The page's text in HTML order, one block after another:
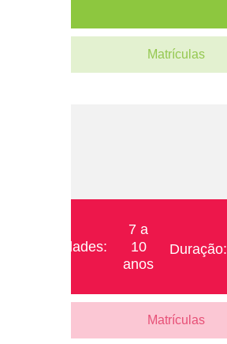
Matrículas
Idades:
7 a
10
anos
Duração:
Matrículas